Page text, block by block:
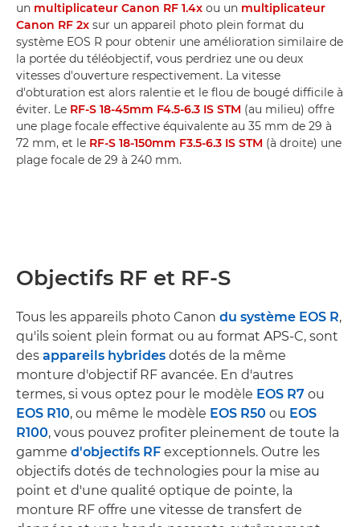
un multiplicateur Canon RF 1.4x ou un multiplicateur
Canon RF 2x sur un appareil photo plein format du
système EOS R pour obtenir une amélioration similaire de
la portée du téléobjectif, vous perdriez une ou deux
vitesses d'ouverture respectivement. La vitesse
d'obturation est alors ralentie et le flou de bougé difficile à
éviter. Le RF-S 18-45mm F4.5-6.3 IS STM (au milieu) offre
une plage focale effective équivalente au 35 mm de 29 à
72 mm, et le RF-S 18-150mm F3.5-6.3 IS STM (à droite) une
plage focale de 29 à 240 mm.
Objectifs RF et RF-S
Tous les appareils photo Canon du système EOS R,
qu'ils soient plein format ou au format APS-C, sont
des appareils hybrides dotés de la même
monture d'objectif RF avancée. En d'autres
termes, si vous optez pour le modèle EOS R7 ou
EOS R10, ou même le modèle EOS R50 ou EOS
R100, vous pouvez profiter pleinement de toute la
gamme d'objectifs RF exceptionnels. Outre les
objectifs dotés de technologies pour la mise au
point et d'une qualité optique de pointe, la
monture RF offre une vitesse de transfert de